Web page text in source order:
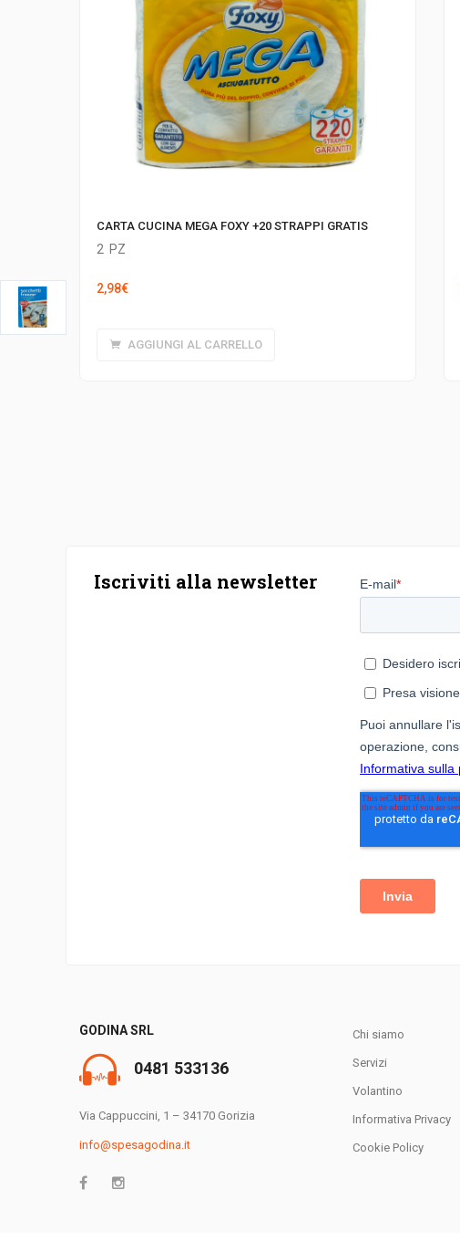
CARTA CUCINA MEGA FOXY +20 STRAPPI GRATIS
2 PZ
2,98€
AGGIUNGI AL CARRELLO
Iscriviti alla newsletter
GODINA SRL
0481 533136
Via Cappuccini, 1 – 34170 Gorizia
info@spesagodina.it
Chi siamo
Servizi
Volantino
Informativa Privacy
Cookie Policy